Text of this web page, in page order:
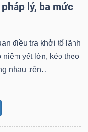
lý, ba mức
điều tra khởi tố lãnh
niêm yết lớn, kéo theo
nhau trên...